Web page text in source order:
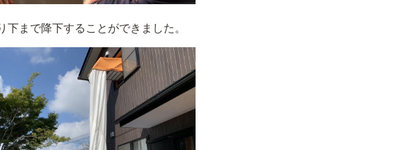
まで降下することができました。